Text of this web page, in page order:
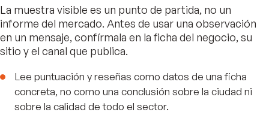
La muestra visible es un punto de partida, no un
informe del mercado. Antes de usar una observación
en un mensaje, confírmala en la ficha del negocio, su
sitio y el canal que publica.
Lee puntuación y reseñas como datos de una ficha
concreta, no como una conclusión sobre la ciudad ni
sobre la calidad de todo el sector.